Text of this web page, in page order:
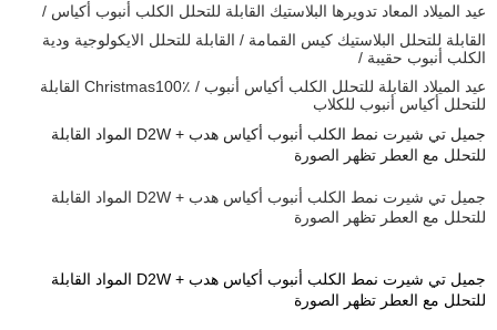
عيد الميلاد المعاد تدويرها البلاستيك القابلة للتحلل الكلب أنبوب أكياس /
القابلة للتحلل البلاستيك كيس القمامة / القابلة للتحلل الايكولوجية ودية
الكلب أنبوب حقيبة /
عيد الميلاد القابلة للتحلل الكلب أكياس أنبوب / Christmas100٪ القابلة
للتحلل أكياس أنبوب للكلاب
جميل تي شيرت نمط الكلب أنبوب أكياس هدب + D2W المواد القابلة
للتحلل مع العطر تظهر الصورة
جميل تي شيرت نمط الكلب أنبوب أكياس هدب + D2W المواد القابلة
للتحلل مع العطر تظهر الصورة
جميل تي شيرت نمط الكلب أنبوب أكياس هدب + D2W المواد القابلة
للتحلل مع العطر تظهر الصورة